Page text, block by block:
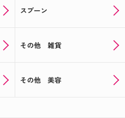
スプーン
その他 雑貨
その他 美容